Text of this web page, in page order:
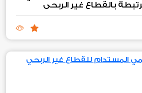
بالقطاع غير الربحي